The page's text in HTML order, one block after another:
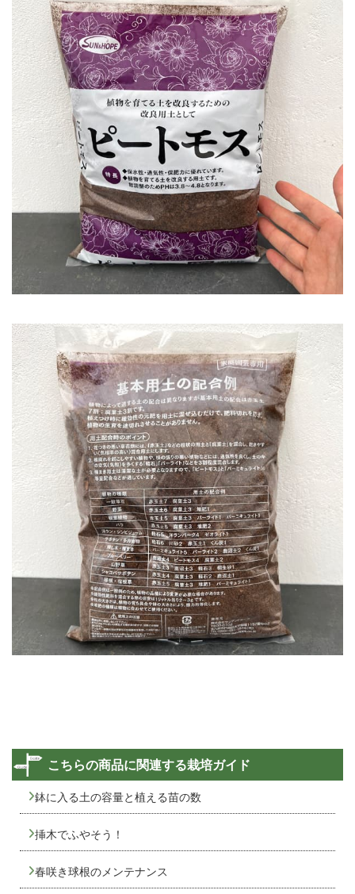
こちらの商品に関連する栽培ガイド
鉢に入る土の容量と植える苗の数
挿木でふやそう！
春咲き球根のメンテナンス